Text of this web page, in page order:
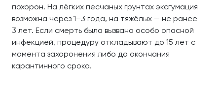
похорон. На лёгких песчаных грунтах эксгумация
возможна через 1–3 года, на тяжёлых — не ранее
3 лет. Если смерть была вызвана особо опасной
инфекцией, процедуру откладывают до 15 лет с
момента захоронения либо до окончания
карантинного срока.